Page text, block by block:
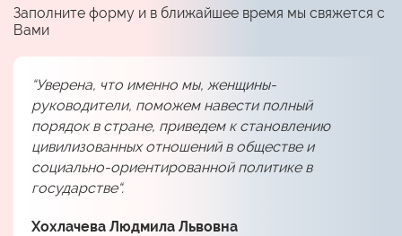
Заполните форму и в ближайшее время мы свяжется с
Вами
“Уверена, что именно мы, женщины-
руководители, поможем навести полный
порядок в стране, приведем к становлению
цивилизованных отношений в обществе и
социально-ориентированной политике в
государстве“.
Хохлачева Людмила Львовна